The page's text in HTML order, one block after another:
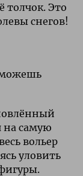
Это
снегов!
на самую
вольер
уловить